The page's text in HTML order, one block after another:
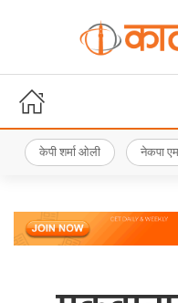
केपी शर्मा ओली नेकपा